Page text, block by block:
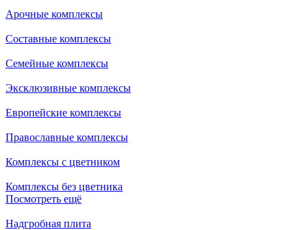
Арочные комплексы
Составные комплексы
Семейные комплексы
Эксклюзивные комплексы
Европейские комплексы
Православные комплексы
Комплексы с цветником
Комплексы без цветника
Посмотреть ещё
Надгробная плита